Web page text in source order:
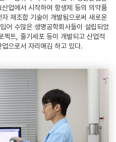
업에서 시작하여 항생제 등의 의약품
재조합 기술이 개발됨으로써 새로운
어 수많은 생명공학회사들이 설립되었
젝트, 줄기세포 등이 개발되고 산업적
으로서 자리매김 하고 있다.